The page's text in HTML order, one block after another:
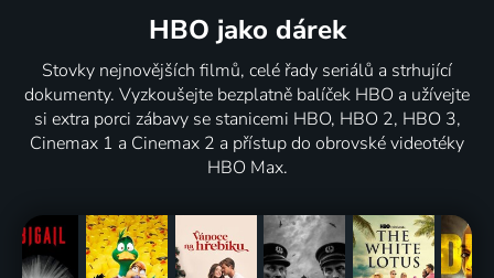
HBO jako dárek
Stovky nejnovějších filmů, celé řady seriálů a strhující
dokumenty. Vyzkoušejte bezplatně balíček HBO a užívejte
si extra porci zábavy se stanicemi HBO, HBO 2, HBO 3,
Cinemax 1 a Cinemax 2 a přístup do obrovské videotéky
HBO Max.